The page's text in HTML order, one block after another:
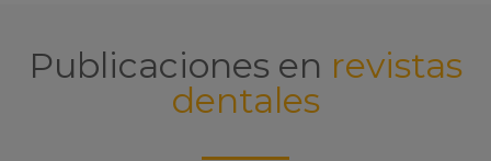
Publicaciones en revistas
dentales